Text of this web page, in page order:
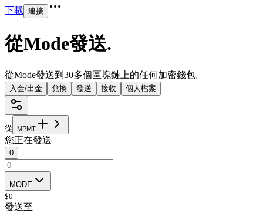
下載 連接
從Mode發送.
從Mode發送到30多個區塊鏈上的任何加密錢包。
入金/出金 兌換 發送 接收 個人檔案
從 MPMT
您正在發送
0
MODE
$0
發送至